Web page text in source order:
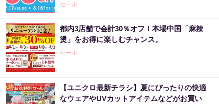
セール
都内3店舗で会計30％オフ！本場中国「麻辣
燙」をお得に楽しむチャンス。
セール
【ユニクロ最新チラシ】夏にぴったりの快適
なウェアやUVカットアイテムなどがお買い